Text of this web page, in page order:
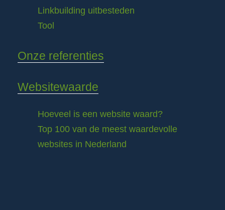
Linkbuilding uitbesteden
Tool
Onze referenties
Websitewaarde
Hoeveel is een website waard?
Top 100 van de meest waardevolle
websites in Nederland